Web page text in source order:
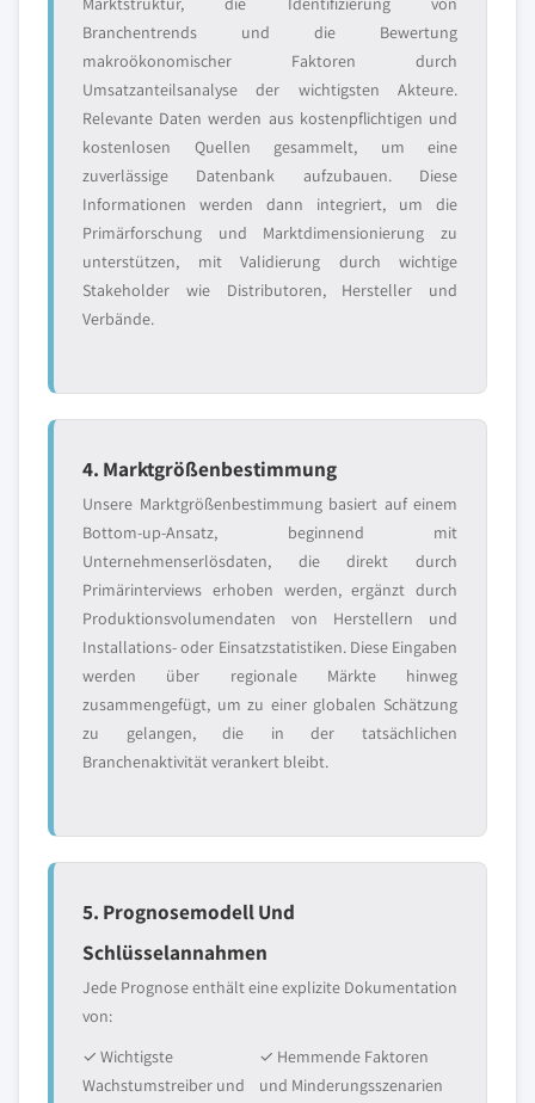
Branchentrends und die Bewertung
makroökonomischer Faktoren durch
Umsatzanteilsanalyse der wichtigsten Akteure.
Relevante Daten werden aus kostenpflichtigen und
kostenlosen Quellen gesammelt, um eine
zuverlässige Datenbank aufzubauen. Diese
Informationen werden dann integriert, um die
Primärforschung und Marktdimensionierung zu
unterstützen, mit Validierung durch wichtige
Stakeholder wie Distributoren, Hersteller und
Verbände.
4. Marktgrößenbestimmung
Unsere Marktgrößenbestimmung basiert auf einem
Bottom-up-Ansatz, beginnend mit
Unternehmenserlösdaten, die direkt durch
Primärinterviews erhoben werden, ergänzt durch
Produktionsvolumendaten von Herstellern und
Installations- oder Einsatzstatistiken. Diese Eingaben
werden über regionale Märkte hinweg
zusammengefügt, um zu einer globalen Schätzung
zu gelangen, die in der tatsächlichen
Branchenaktivität verankert bleibt.
5. Prognosemodell Und
Schlüsselannahmen
Jede Prognose enthält eine explizite Dokumentation
von:
✓ Wichtigste
Wachstumstreiber und
✓ Hemmende Faktoren
und Minderungsszenarien